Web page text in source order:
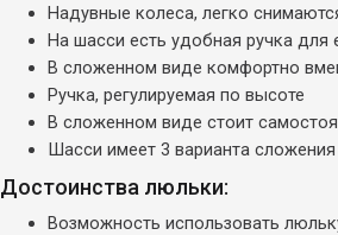
Надувные колеса, легко
На шасси есть удобная ручка для
В сложенном виде комфортно
Ручка, регулируемая по высоте
В сложенном виде стоит
Шасси имеет 3 варианта сложения
Достоинства люльки:
Возможность использовать